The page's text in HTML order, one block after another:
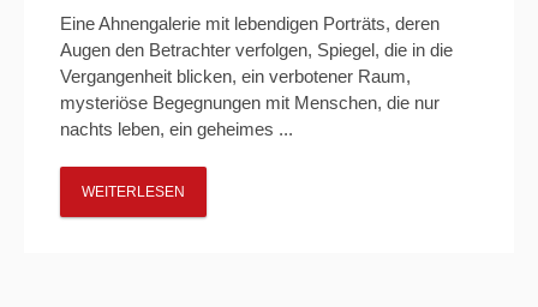
Eine Ahnengalerie mit lebendigen Porträts, deren
Augen den Betrachter verfolgen, Spiegel, die in die
Vergangenheit blicken, ein verbotener Raum,
mysteriöse Begegnungen mit Menschen, die nur
nachts leben, ein geheimes ...
WEITERLESEN